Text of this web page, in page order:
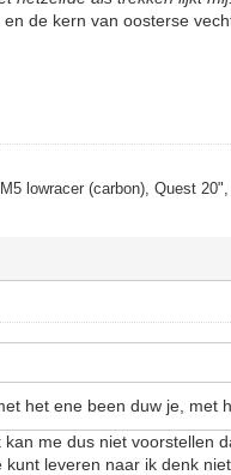
de kern van oosterse
lowracer (carbon), Quest
het ene been duw je, met
me dus niet voorstellen
leveren naar ik denk